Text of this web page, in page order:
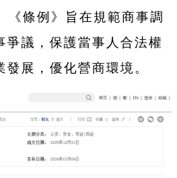
《條例》旨在規範商事調
爭議，保護當事人合法權
展，優化營商環境。